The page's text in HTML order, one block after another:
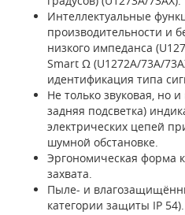
Интеллектуальные
производительности и
низкого импеданса
Smart Ω (U1272A/73A/
идентификация типа
Не только звуковая, но
задняя подсветка)
электрических цепей
шумной обстановке.
Эргономическая форма
захвата.
Пыле- и
категории защиты IP 54).